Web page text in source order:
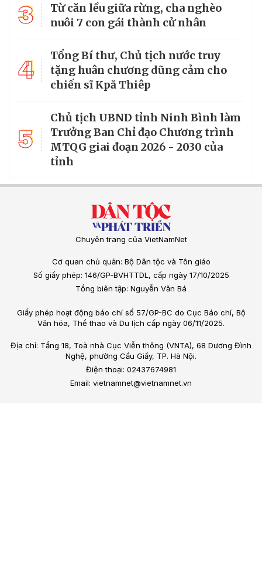
3
Từ căn lều giữa rừng, cha nghèo
nuôi 7 con gái thành cử nhân
4
Tổng Bí thư, Chủ tịch nước truy
tặng huân chương dũng cảm cho
chiến sĩ Kpă Thiêp
5
Chủ tịch UBND tỉnh Ninh Bình làm
Trưởng Ban Chỉ đạo Chương trình
MTQG giai đoạn 2026 - 2030 của
tỉnh
Chuyên trang của VietNamNet
Cơ quan chủ quản: Bộ Dân tộc và Tôn giáo
Số giấy phép: 146/GP-BVHTTDL, cấp ngày 17/10/2025
Tổng biên tập: Nguyễn Văn Bá
Giấy phép hoạt động báo chí số 57/GP-BC do Cục Báo chí, Bộ
Văn hóa, Thể thao và Du lịch cấp ngày 06/11/2025.
Địa chỉ: Tầng 18, Toà nhà Cục Viễn thông (VNTA), 68 Dương Đình
Nghệ, phường Cầu Giấy, TP. Hà Nội.
Điện thoại: 02437674981
Email: vietnamnet@vietnamnet.vn